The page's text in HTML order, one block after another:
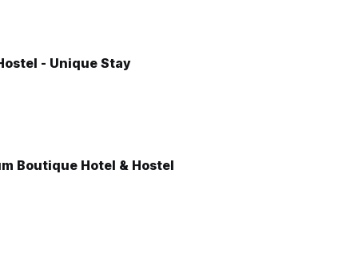
- Unique Stay
Boutique Hotel & Hostel